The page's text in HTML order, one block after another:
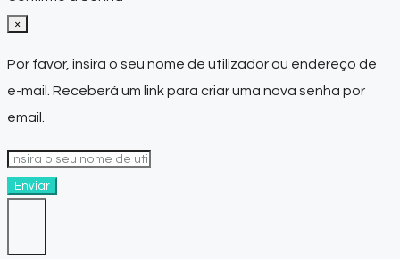
×
Por favor, insira o seu nome de utilizador ou endereço de
e-mail. Receberá um link para criar uma nova senha por
email.
Enviar